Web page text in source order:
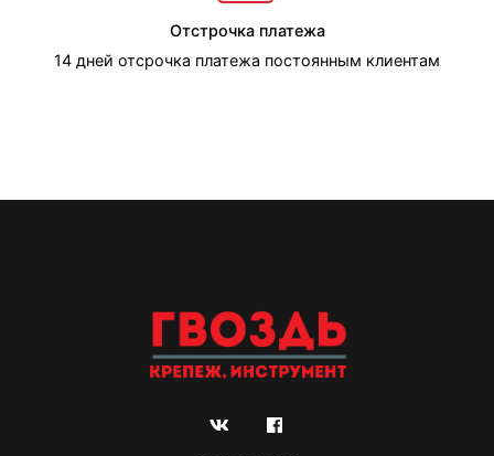
Отстрочка платежа
14 дней отсрочка платежа постоянным клиентам